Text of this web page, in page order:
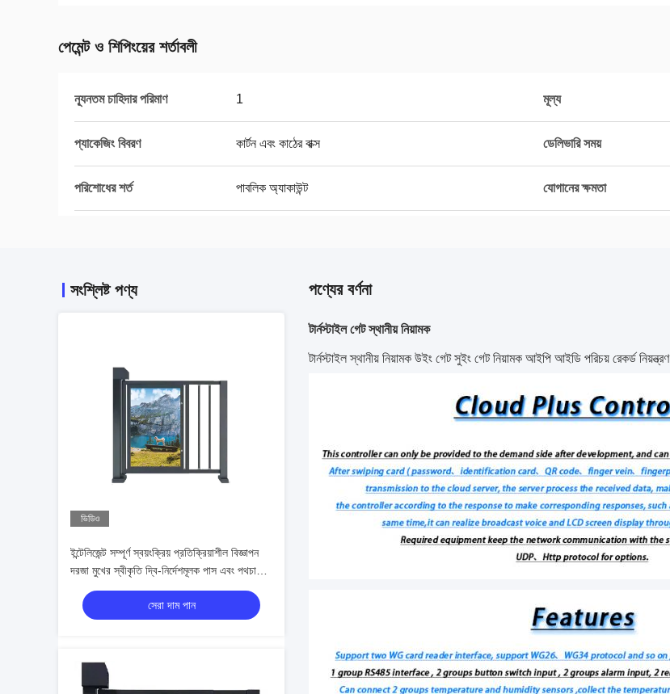
পেমেন্ট ও শিপিংয়ের শর্তাবলী
ন্যূনতম চাহিদার পরিমাণ 1 মূল্য
প্যাকেজিং বিবরণ কার্টন এবং কাঠের বাক্স ডেলিভারি সময়
পরিশোধের শর্ত পাবলিক অ্যাকাউন্ট যোগানের ক্ষমতা
সংশ্লিষ্ট পণ্য
ভিডিও
ইন্টেলিজেন্ট সম্পূর্ণ স্বয়ংক্রিয় প্রতিক্রিয়াশীল বিজ্ঞাপন
দরজা মুখের স্বীকৃতি দ্বি-নির্দেশমূলক পাস এবং পথচারী
চ্যানেল অ্যাক্সেস নিয়ন্ত্রণের জন্য ডিসি ব্রাশহীন মোটর
সেরা দাম পান
পণ্যের বর্ণনা
টার্নস্টাইল গেট স্থানীয় নিয়ামক
টার্নস্টাইল স্থানীয় নিয়ামক উইং গেট সুইং গেট নিয়ামক আইপি আইডি পরিচয় রেকর্ড নিয়ন্ত্রণ